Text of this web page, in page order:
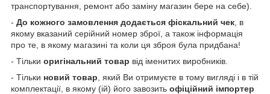
транспортування
ремонт або заміну магазин бере на себе)
- До кожного замовлення додається фіскальний чек , в
якому вказаний серійний номер зброї, а також інформація
про те, в якому магазині та коли ця зброя була придбана!
- Тільки оригінальний товар від іменитих виробників
- Тільки новий товар який Ви отримуєте в тому вигляді і в тій
комплектації в якому (ій) його завозить офіційний імпортер